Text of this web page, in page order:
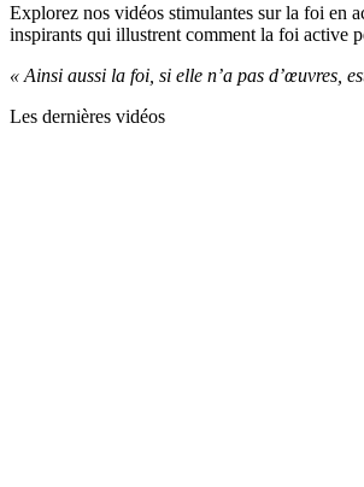
Explorez nos vidéos stimulantes sur la foi en
inspirants qui illustrent comment la foi active
« Ainsi aussi la foi, si elle n’a pas d’œuvres,
Les dernières vidéos